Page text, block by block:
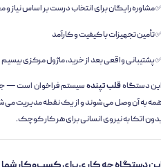
مشاوره رایگان برای انتخاب درست بر اساس نیاز و
تأمین تجهیزات با کیفیت و کارآمد
پشتیبانی واقعی بعد از خرید، ماژول مرکزی
دستگاهقلب تپندهسیستم فراخوان است —
به آن وصل می‌شوند و از یک نقطه مدیریت
اتکا به نیروی انسانی برای هر کار کوچک.